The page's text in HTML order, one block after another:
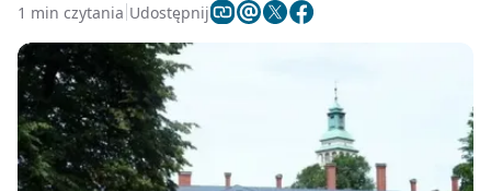
1 min czytania Udostępnij